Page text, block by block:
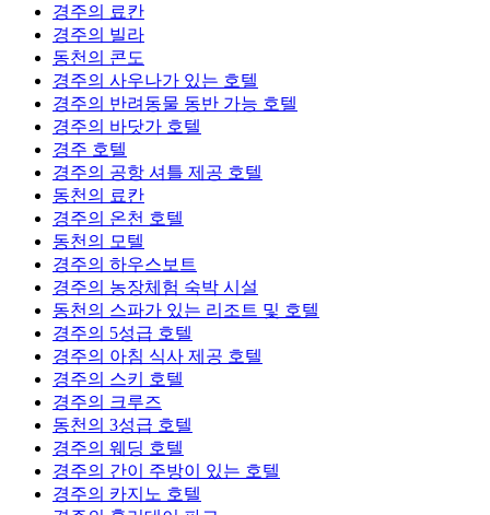
경주의 료칸
경주의 빌라
동천의 콘도
경주의 사우나가 있는 호텔
경주의 반려동물 동반 가능 호텔
경주의 바닷가 호텔
경주 호텔
경주의 공항 셔틀 제공 호텔
동천의 료칸
경주의 온천 호텔
동천의 모텔
경주의 하우스보트
경주의 농장체험 숙박 시설
동천의 스파가 있는 리조트 및 호텔
경주의 5성급 호텔
경주의 아침 식사 제공 호텔
경주의 스키 호텔
경주의 크루즈
동천의 3성급 호텔
경주의 웨딩 호텔
경주의 간이 주방이 있는 호텔
경주의 카지노 호텔